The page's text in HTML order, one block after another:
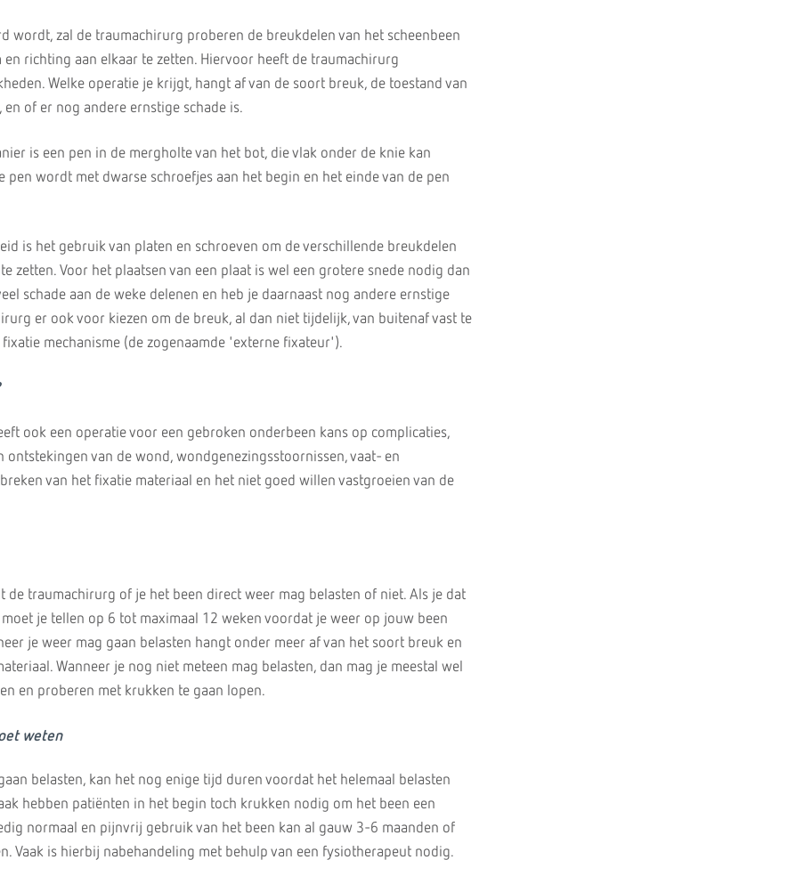
wordt, zal de traumachirurg proberen de breukdelen van het scheenbeen
richting aan elkaar te zetten. Hiervoor heeft de traumachirurg
Welke operatie je krijgt, hangt af van de soort breuk, de toestand van
en of er nog andere ernstige schade is.
is een pen in de mergholte van het bot, die vlak onder de knie kan
pen wordt met dwarse schroefjes aan het begin en het einde van de pen
is het gebruik van platen en schroeven om de verschillende breukdelen
zetten. Voor het plaatsen van een plaat is wel een grotere snede nodig dan
schade aan de weke delenen en heb je daarnaast nog andere ernstige
er ook voor kiezen om de breuk, al dan niet tijdelijk, van buitenaf vast te
mechanisme (de zogenaamde 'externe fixateur').
ook een operatie voor een gebroken onderbeen kans op complicaties,
ontstekingen van de wond, wondgenezingsstoornissen, vaat- en
van het fixatie materiaal en het niet goed willen vastgroeien van de
de traumachirurg of je het been direct weer mag belasten of niet. Als je dat
je tellen op 6 tot maximaal 12 weken voordat je weer op jouw been
je weer mag gaan belasten hangt onder meer af van het soort breuk en
Wanneer je nog niet meteen mag belasten, dan mag je meestal wel
en proberen met krukken te gaan lopen.
weten
belasten, kan het nog enige tijd duren voordat het helemaal belasten
hebben patiënten in het begin toch krukken nodig om het been een
normaal en pijnvrij gebruik van het been kan al gauw 3-6 maanden of
Vaak is hierbij nabehandeling met behulp van een fysiotherapeut nodig.